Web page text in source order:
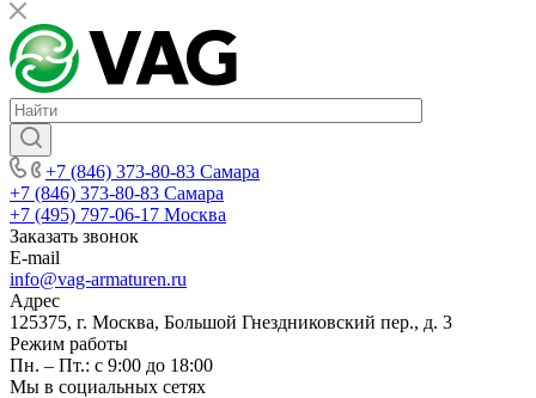
+7 (846) 373-80-83 Самара
+7 (846) 373-80-83 Самара
+7 (495) 797-06-17 Москва
Заказать звонок
E-mail
info@vag-armaturen.ru
Адрес
125375, г. Москва, Большой Гнездниковский пер., д. 3
Режим работы
Пн. – Пт.: с 9:00 до 18:00
Мы в социальных сетях